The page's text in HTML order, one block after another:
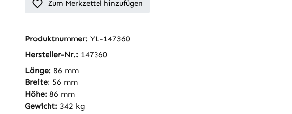
Zum Merkzettel hinzufügen
Produktnummer: YL-147360
Hersteller-Nr.: 147360
Länge: 86 mm
Breite: 56 mm
Höhe: 86 mm
Gewicht: 342 kg